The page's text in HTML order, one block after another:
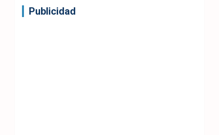
Publicidad